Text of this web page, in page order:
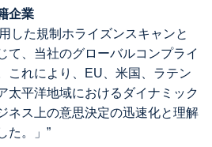
企業
した規制ホライズンスキャンと
て、当社のグローバルコンプライ
これにより、EU、米国、ラテン
太平洋地域におけるダイナミック
ネス上の意思決定の迅速化と理解
た。」”